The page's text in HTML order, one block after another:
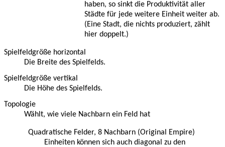
haben, so sinkt die Produktivität aller
Städte für jede weitere Einheit weiter ab.
(Eine Stadt, die nichts produziert, zählt
hier doppelt.)
Spielfeldgröße horizontal
Die Breite des Spielfelds.
Spielfeldgröße vertikal
Die Höhe des Spielfelds.
Topologie
Wählt, wie viele Nachbarn ein Feld hat
Quadratische Felder, 8 Nachbarn (Original Empire)
Einheiten können sich auch diagonal zu den